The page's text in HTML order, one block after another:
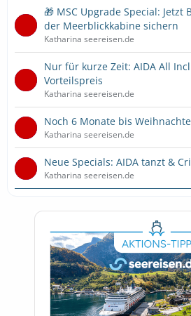
🎁 MSC Upgrade Special: Jetzt
der Meerblickkabine sichern
Katharina seereisen.de
Nur für kurze Zeit: AIDA All
Vorteilspreis
Katharina seereisen.de
Noch 6 Monate bis
Katharina seereisen.de
Neue Specials: AIDA tanzt &
Katharina seereisen.de